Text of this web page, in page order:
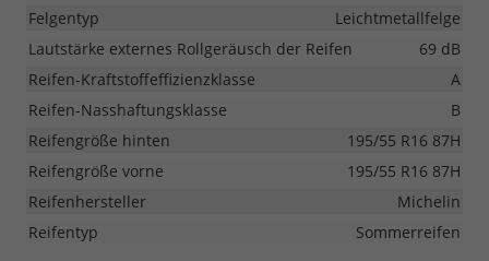
Felgentyp
Leichtmetallfelge
Lautstärke externes Rollgeräusch der Reifen
69 dB
Reifen-Kraftstoffeffizienzklasse
A
Reifen-Nasshaftungsklasse
B
Reifengröße hinten
195/55 R16 87H
Reifengröße vorne
195/55 R16 87H
Reifenhersteller
Michelin
Reifentyp
Sommerreifen